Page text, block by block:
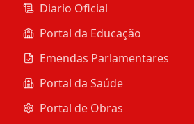
Diario Oficial
Portal da Educação
Emendas Parlamentares
Portal da Saúde
Portal de Obras